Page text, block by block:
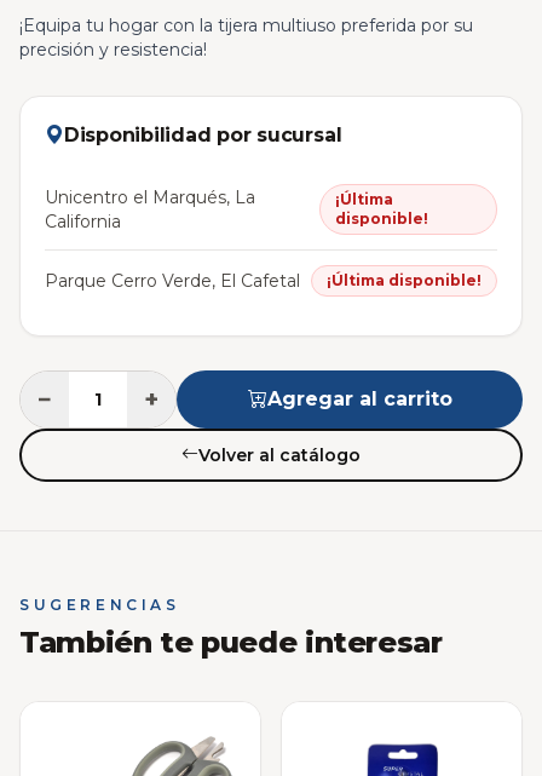
¡Equipa tu hogar con la tijera multiuso preferida por su
precisión y resistencia!
Disponibilidad por sucursal
Unicentro el Marqués, La
California
¡Última
disponible!
Parque Cerro Verde, El Cafetal ¡Última disponible!
− + Agregar al carrito
Volver al catálogo
SUGERENCIAS
También te puede interesar